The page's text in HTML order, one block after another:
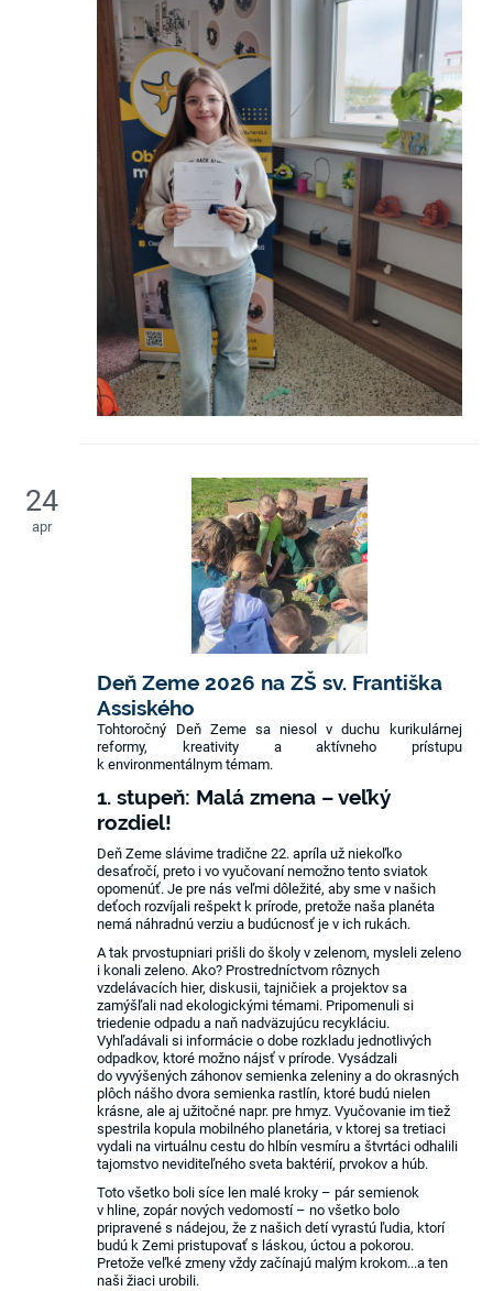
24
apr
Deň Zeme 2026 na ZŠ sv. Františka
Assiského
Tohtoročný Deň Zeme sa niesol v duchu kurikulárnej
reformy, kreativity a aktívneho prístupu
k environmentálnym témam.
1. stupeň: Malá zmena – veľký
rozdiel!
Deň Zeme slávime tradične 22. apríla už niekoľko
desaťročí, preto i vo vyučovaní nemožno tento sviatok
opomenúť. Je pre nás veľmi dôležité, aby sme v našich
deťoch rozvíjali rešpekt k prírode, pretože naša planéta
nemá náhradnú verziu a budúcnosť je v ich rukách.
A tak prvostupniari prišli do školy v zelenom, mysleli zeleno
i konali zeleno. Ako? Prostredníctvom rôznych
vzdelávacích hier, diskusii, tajničiek a projektov sa
zamýšľali nad ekologickými témami. Pripomenuli si
triedenie odpadu a naň nadväzujúcu recykláciu.
Vyhľadávali si informácie o dobe rozkladu jednotlivých
odpadkov, ktoré možno nájsť v prírode. Vysádzali
do vyvýšených záhonov semienka zeleniny a do okrasných
plôch nášho dvora semienka rastlín, ktoré budú nielen
krásne, ale aj užitočné napr. pre hmyz. Vyučovanie im tiež
spestrila kopula mobilného planetária, v ktorej sa tretiaci
vydali na virtuálnu cestu do hlbín vesmíru a štvrtáci odhalili
tajomstvo neviditeľného sveta baktérií, prvokov a húb.
Toto všetko boli síce len malé kroky – pár semienok
v hline, zopár nových vedomostí – no všetko bolo
pripravené s nádejou, že z našich detí vyrastú ľudia, ktorí
budú k Zemi pristupovať s láskou, úctou a pokorou.
Pretože veľké zmeny vždy začínajú malým krokom...a ten
naši žiaci urobili.